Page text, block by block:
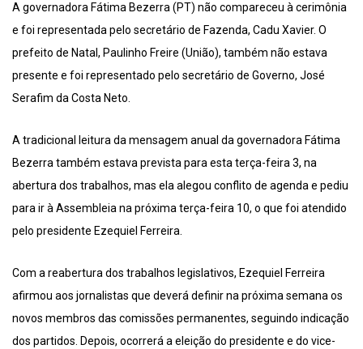
A governadora Fátima Bezerra (PT) não compareceu à cerimônia
e foi representada pelo secretário de Fazenda, Cadu Xavier. O
prefeito de Natal, Paulinho Freire (União), também não estava
presente e foi representado pelo secretário de Governo, José
Serafim da Costa Neto.
A tradicional leitura da mensagem anual da governadora Fátima
Bezerra também estava prevista para esta terça-feira 3, na
abertura dos trabalhos, mas ela alegou conflito de agenda e pediu
para ir à Assembleia na próxima terça-feira 10, o que foi atendido
pelo presidente Ezequiel Ferreira.
Com a reabertura dos trabalhos legislativos, Ezequiel Ferreira
afirmou aos jornalistas que deverá definir na próxima semana os
novos membros das comissões permanentes, seguindo indicação
dos partidos. Depois, ocorrerá a eleição do presidente e do vice-